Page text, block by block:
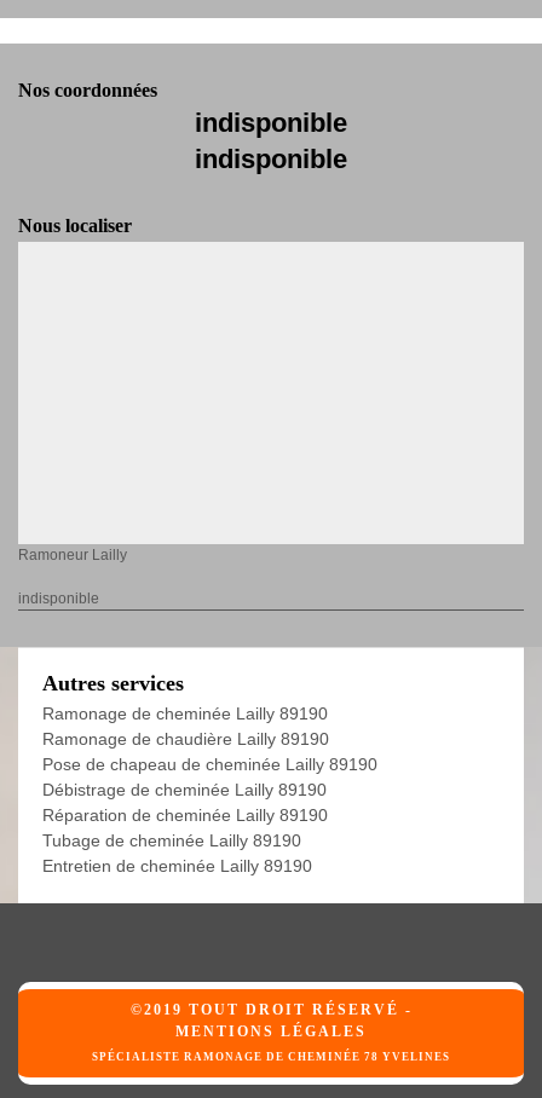
Nos coordonnées
indisponible
indisponible
Nous localiser
Ramoneur Lailly
indisponible
Autres services
Ramonage de cheminée Lailly 89190
Ramonage de chaudière Lailly 89190
Pose de chapeau de cheminée Lailly 89190
Débistrage de cheminée Lailly 89190
Réparation de cheminée Lailly 89190
Tubage de cheminée Lailly 89190
Entretien de cheminée Lailly 89190
©2019 TOUT DROIT RÉSERVÉ -
MENTIONS LÉGALES
SPÉCIALISTE RAMONAGE DE CHEMINÉE 78 YVELINES